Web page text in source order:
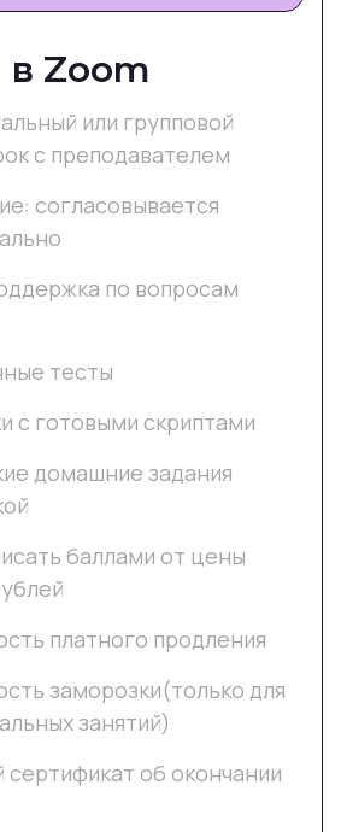
в Zoom
или групповой
с преподавателем
согласовывается
по вопросам
тесты
с готовыми скриптами
домашние задания
баллами от цены
платного продления
заморозки(только для
занятий)
об окончании